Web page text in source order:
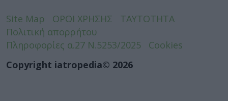
Site Map ΟΡΟΙ ΧΡΗΣΗΣ
ΤΑΥΤΟΤΗΤΑ
Πολιτική απορρήτου
Πληροφορίες α.27 Ν.5253/2025
Cookies
Copyright iatropedia© 2026